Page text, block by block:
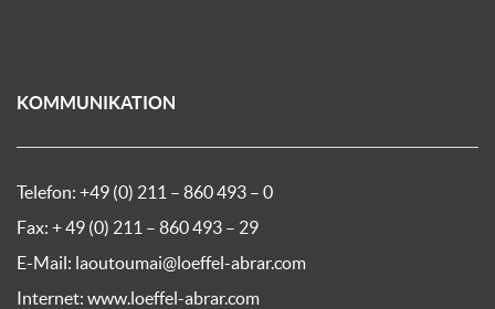
KOMMUNIKATION
Telefon: +49 (0) 211 – 860 493 – 0
Fax: + 49 (0) 211 – 860 493 – 29
E-Mail: laoutoumai@loeffel-abrar.com
Internet: www.loeffel-abrar.com